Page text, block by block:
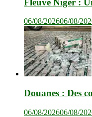
Fleuve Niger :
06/08/202606/08/
Douanes : Des
06/08/202606/08/